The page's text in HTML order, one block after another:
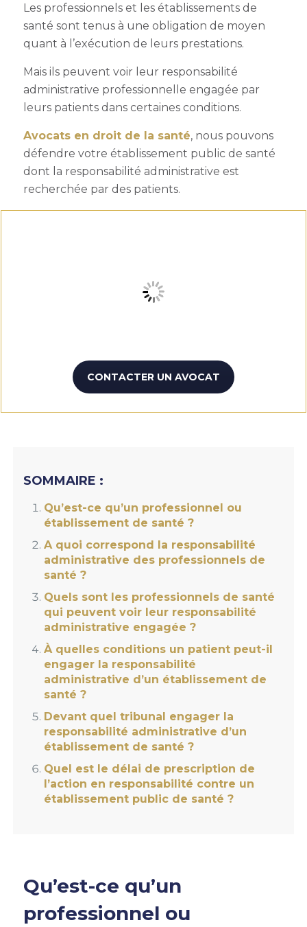
Les professionnels et les établissements de
santé sont tenus à une obligation de moyen
quant à l’exécution de leurs prestations.
Mais ils peuvent voir leur responsabilité
administrative professionnelle engagée par
leurs patients dans certaines conditions.
Avocats en droit de la santé, nous pouvons
défendre votre établissement public de santé
dont la responsabilité administrative est
recherchée par des patients.
CONTACTER UN AVOCAT
SOMMAIRE :
Qu’est-ce qu’un professionnel ou
établissement de santé ?
A quoi correspond la responsabilité
administrative des professionnels de
santé ?
Quels sont les professionnels de santé
qui peuvent voir leur responsabilité
administrative engagée ?
À quelles conditions un patient peut-il
engager la responsabilité
administrative d’un établissement de
santé ?
Devant quel tribunal engager la
responsabilité administrative d’un
établissement de santé ?
Quel est le délai de prescription de
l’action en responsabilité contre un
établissement public de santé ?
Qu’est-ce qu’un
professionnel ou